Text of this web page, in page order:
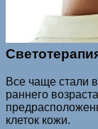
Все чаще стали
раннего
клеток кожи.